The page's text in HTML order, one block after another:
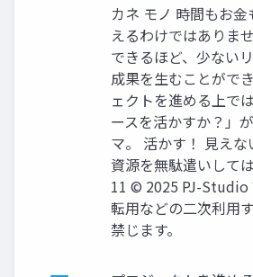
カネ モノ 時間もお
えるわけではありま
できるほど、少ない
成果を生むことがで
ェクトを進める上で
ースを活かすか？」
マ。 活かす！ 見えな
資源を無駄遣いして
11 © 2025 PJ-Studio
転用などの二次利用
禁じます。